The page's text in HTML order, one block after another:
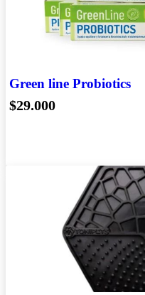
Green line Probiotics
$29.000